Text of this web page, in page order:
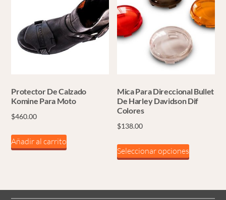
Protector De Calzado
Komine Para Moto
$460.00
Añadir al carrito
Mica Para Direccional Bullet
De Harley Davidson Dif
Colores
$138.00
Seleccionar opciones
producto
variantes.